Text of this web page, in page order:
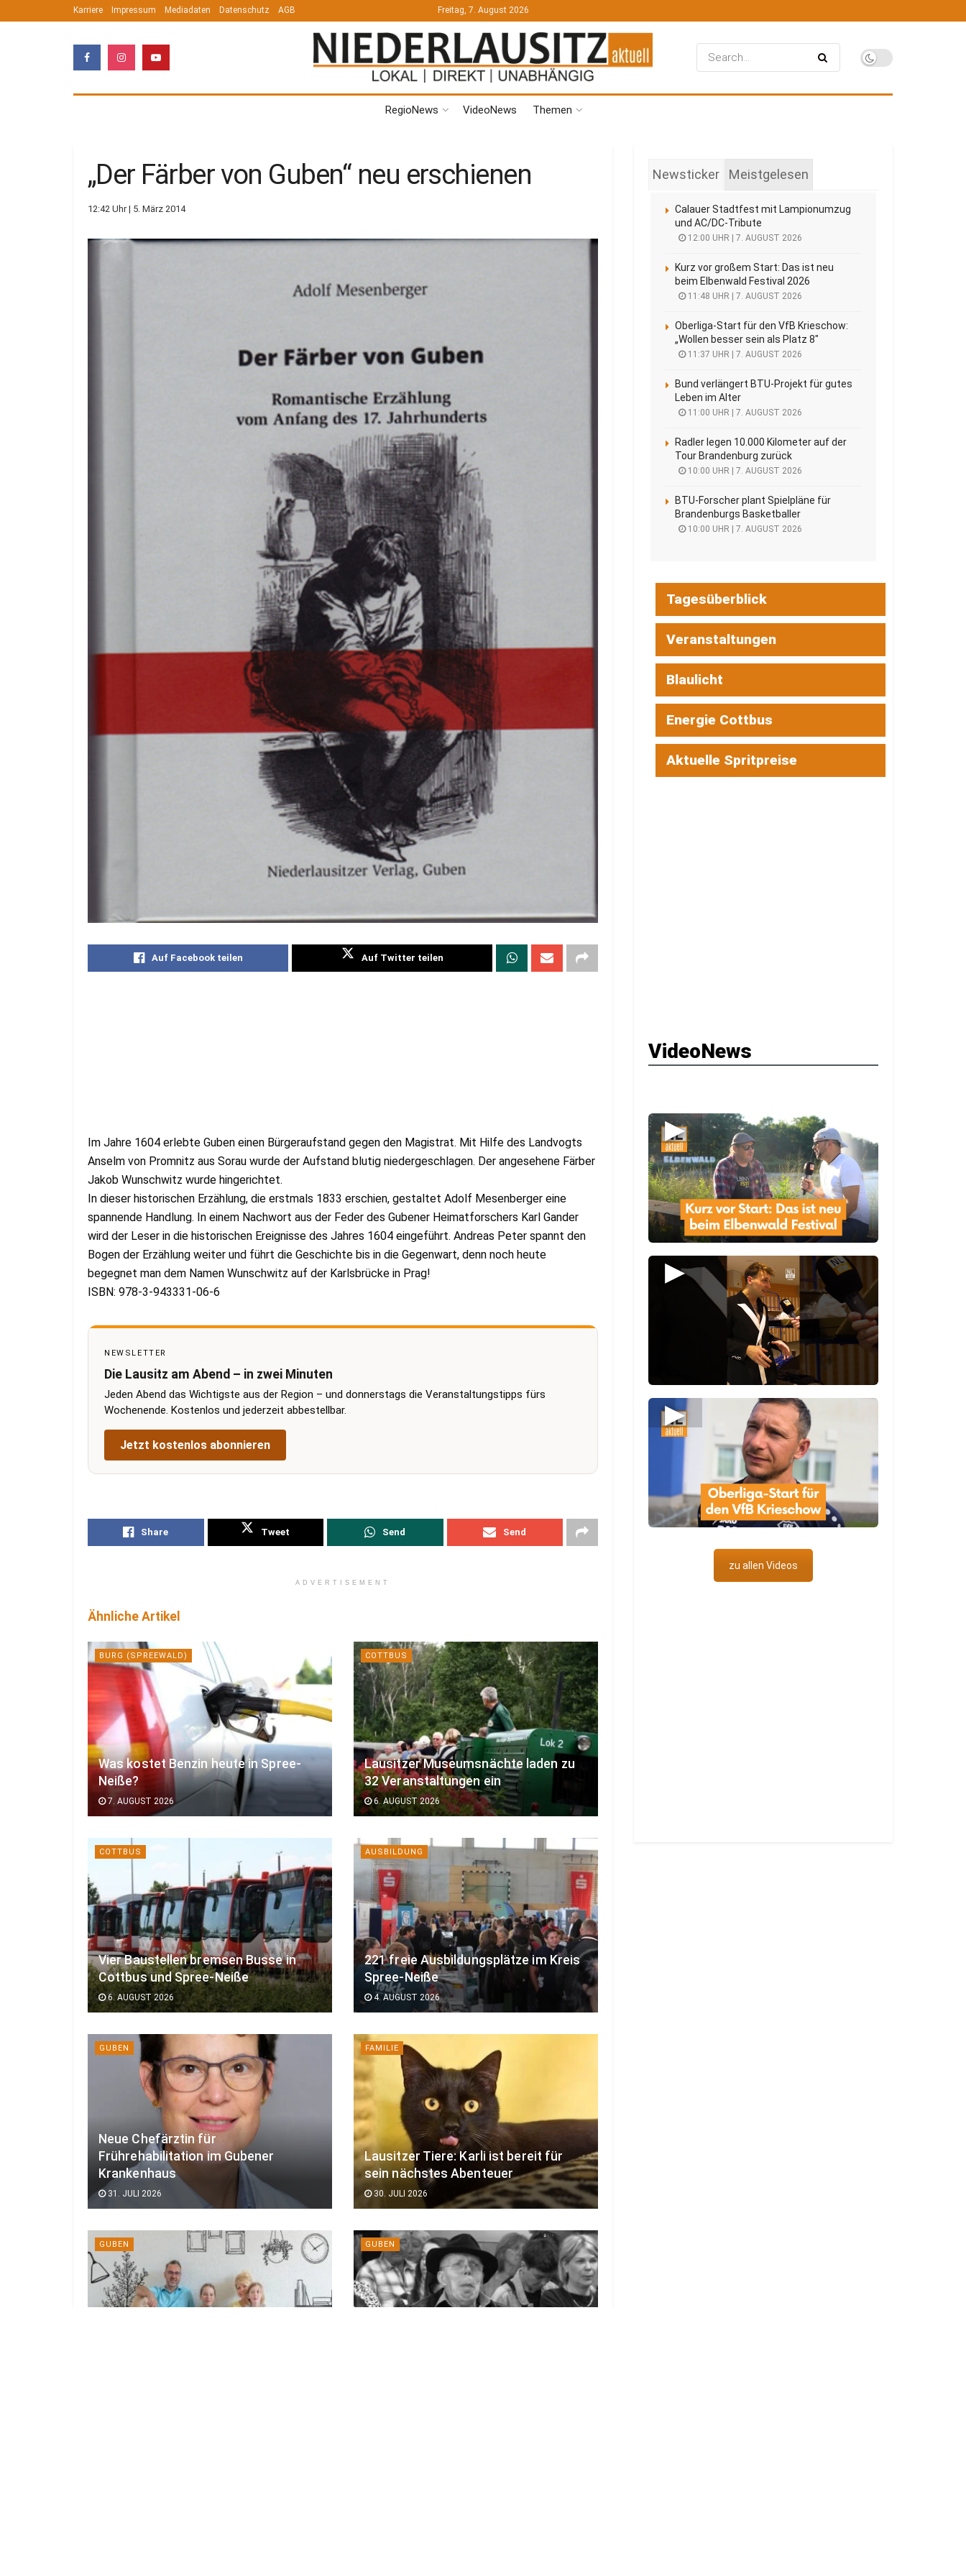
Karriere Impressum Mediadaten Datenschutz AGB Freitag, 7. August 2026
RegioNews VideoNews Themen
„Der Färber von Guben“ neu erschienen
12:42 Uhr | 5. März 2014
Auf Facebook teilen Auf Twitter teilen
Im Jahre 1604 erlebte Guben einen Bürgeraufstand gegen den Magistrat. Mit Hilfe des Landvogts
Anselm von Promnitz aus Sorau wurde der Aufstand blutig niedergeschlagen. Der angesehene Färber
Jakob Wunschwitz wurde hingerichtet.
In dieser historischen Erzählung, die erstmals 1833 erschien, gestaltet Adolf Mesenberger eine
spannende Handlung. In einem Nachwort aus der Feder des Gubener Heimatforschers Karl Gander
wird der Leser in die historischen Ereignisse des Jahres 1604 eingeführt. Andreas Peter spannt den
Bogen der Erzählung weiter und führt die Geschichte bis in die Gegenwart, denn noch heute
begegnet man dem Namen Wunschwitz auf der Karlsbrücke in Prag!
ISBN: 978-3-943331-06-6
NEWSLETTER
Die Lausitz am Abend – in zwei Minuten
Jeden Abend das Wichtigste aus der Region – und donnerstags die Veranstaltungstipps fürs
Wochenende. Kostenlos und jederzeit abbestellbar.
Jetzt kostenlos abonnieren
Share Tweet Send Send
ADVERTISEMENT
Ähnliche Artikel
BURG (SPREEWALD)
Was kostet Benzin heute in Spree-
Neiße?
7. AUGUST 2026
COTTBUS
Lausitzer Museumsnächte laden zu
32 Veranstaltungen ein
6. AUGUST 2026
COTTBUS
Vier Baustellen bremsen Busse in
Cottbus und Spree-Neiße
6. AUGUST 2026
AUSBILDUNG
221 freie Ausbildungsplätze im Kreis
Spree-Neiße
4. AUGUST 2026
GUBEN
Neue Chefärztin für
Frührehabilitation im Gubener
Krankenhaus
31. JULI 2026
FAMILIE
Lausitzer Tiere: Karli ist bereit für
sein nächstes Abenteuer
30. JULI 2026
GUBEN GUBEN
Newsticker Meistgelesen
Calauer Stadtfest mit Lampionumzug
und AC/DC-Tribute
12:00 UHR | 7. AUGUST 2026
Kurz vor großem Start: Das ist neu
beim Elbenwald Festival 2026
11:48 UHR | 7. AUGUST 2026
Oberliga-Start für den VfB Krieschow:
„Wollen besser sein als Platz 8″
11:37 UHR | 7. AUGUST 2026
Bund verlängert BTU-Projekt für gutes
Leben im Alter
11:00 UHR | 7. AUGUST 2026
Radler legen 10.000 Kilometer auf der
Tour Brandenburg zurück
10:00 UHR | 7. AUGUST 2026
BTU-Forscher plant Spielpläne für
Brandenburgs Basketballer
10:00 UHR | 7. AUGUST 2026
Tagesüberblick
Veranstaltungen
Blaulicht
Energie Cottbus
Aktuelle Spritpreise
VideoNews
▶
▶
▶
zu allen Videos